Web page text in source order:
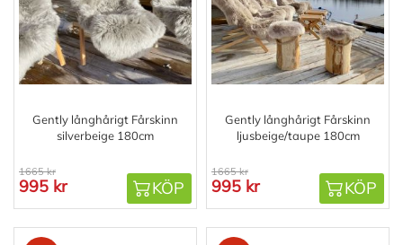
Gently långhårigt Fårskinn
silverbeige 180cm
1665 kr
995 kr KÖP
Gently långhårigt Fårskinn
ljusbeige/taupe 180cm
1665 kr
995 kr KÖP